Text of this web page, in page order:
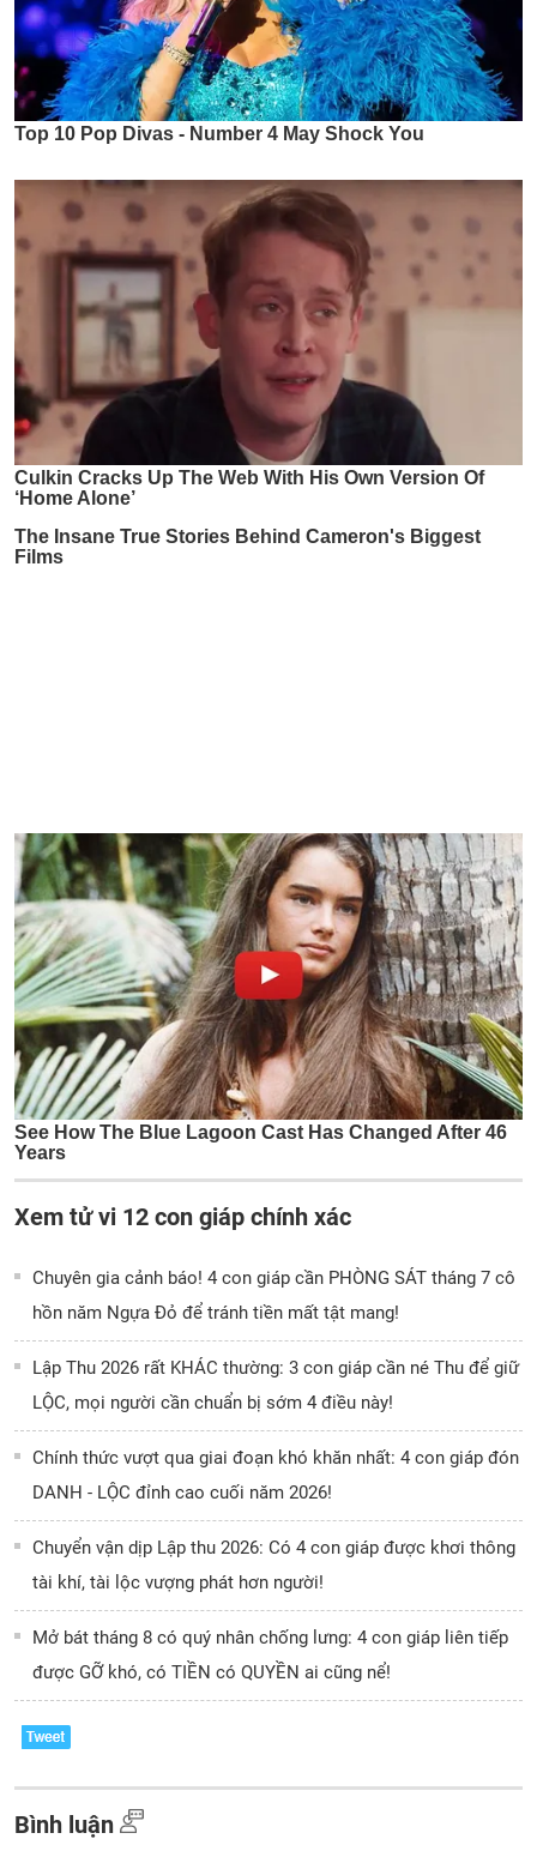
Xem tử vi 12 con giáp chính xác
Chuyên gia cảnh báo! 4 con giáp cần PHÒNG SÁT tháng 7 cô
hồn năm Ngựa Đỏ để tránh tiền mất tật mang!
Lập Thu 2026 rất KHÁC thường: 3 con giáp cần né Thu để giữ
LỘC, mọi người cần chuẩn bị sớm 4 điều này!
Chính thức vượt qua giai đoạn khó khăn nhất: 4 con giáp đón
DANH - LỘC đỉnh cao cuối năm 2026!
Chuyển vận dịp Lập thu 2026: Có 4 con giáp được khơi thông
tài khí, tài lộc vượng phát hơn người!
Mở bát tháng 8 có quý nhân chống lưng: 4 con giáp liên tiếp
được GỠ khó, có TIỀN có QUYỀN ai cũng nể!
Bình luận